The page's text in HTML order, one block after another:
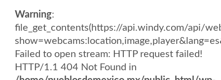
Warning:
file_get_contents(https://api.windy.com/api/
Failed to open stream: HTTP request failed!
HTTP/1.1 404 Not Found in